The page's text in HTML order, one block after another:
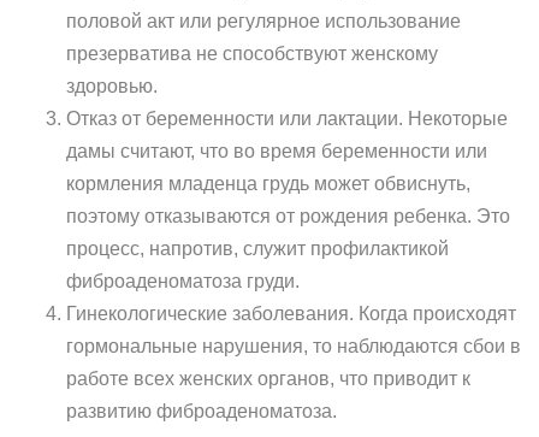
половой акт или регулярное использование
презерватива не способствуют женскому
здоровью.
Отказ от беременности или лактации. Некоторые
дамы считают, что во время беременности или
кормления младенца грудь может обвиснуть,
поэтому отказываются от рождения ребенка. Это
процесс, напротив, служит профилактикой
фиброаденоматоза груди.
Гинекологические заболевания. Когда происходят
гормональные нарушения, то наблюдаются сбои в
работе всех женских органов, что приводит к
развитию фиброаденоматоза.